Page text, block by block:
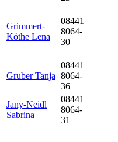
Grimmert-
Köthe Lena
08441
8064-
30
Gruber Tanja
08441
8064-
36
Jany-Neidl
Sabrina
08441
8064-
31